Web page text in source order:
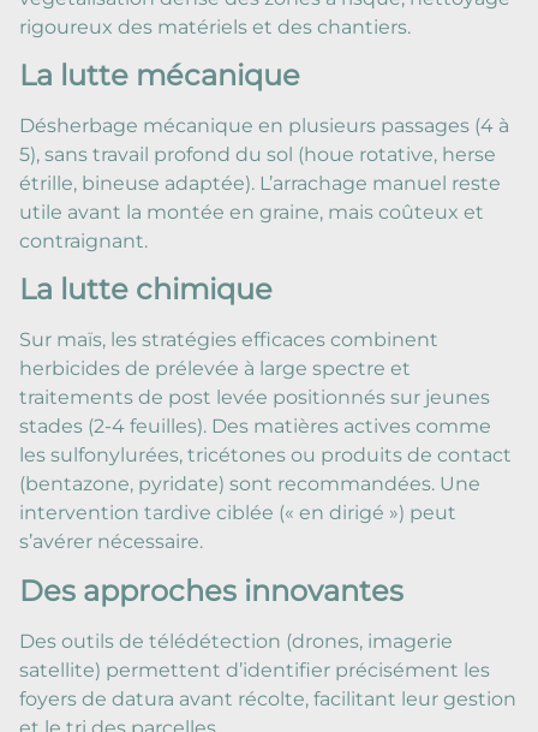
rigoureux des matériels et des chantiers.
La lutte mécanique
Désherbage mécanique en plusieurs passages (4 à
5), sans travail profond du sol (houe rotative, herse
étrille, bineuse adaptée). L’arrachage manuel reste
utile avant la montée en graine, mais coûteux et
contraignant.
La lutte chimique
Sur maïs, les stratégies efficaces combinent
herbicides de prélevée à large spectre et
traitements de post levée positionnés sur jeunes
stades (2-4 feuilles). Des matières actives comme
les sulfonylurées, tricétones ou produits de contact
(bentazone, pyridate) sont recommandées. Une
intervention tardive ciblée (« en dirigé ») peut
s’avérer nécessaire.
Des approches innovantes
Des outils de télédétection (drones, imagerie
satellite) permettent d’identifier précisément les
foyers de datura avant récolte, facilitant leur gestion